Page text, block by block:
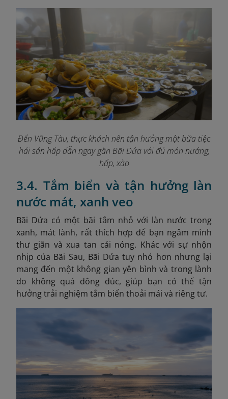
Đến Vũng Tàu, thực khách nên tận hưởng một bữa tiệc
hải sản hấp dẫn ngay gần Bãi Dứa với đủ món nướng,
hấp, xào
3.4. Tắm biển và tận hưởng làn
nước mát, xanh veo
Bãi Dứa có một bãi tắm nhỏ với làn nước trong
xanh, mát lành, rất thích hợp để bạn ngâm mình
thư giãn và xua tan cái nóng. Khác với sự nhộn
nhịp của Bãi Sau, Bãi Dứa tuy nhỏ hơn nhưng lại
mang đến một không gian yên bình và trong lành
do không quá đông đúc, giúp bạn có thể tận
hưởng trải nghiệm tắm biển thoải mái và riêng tư.